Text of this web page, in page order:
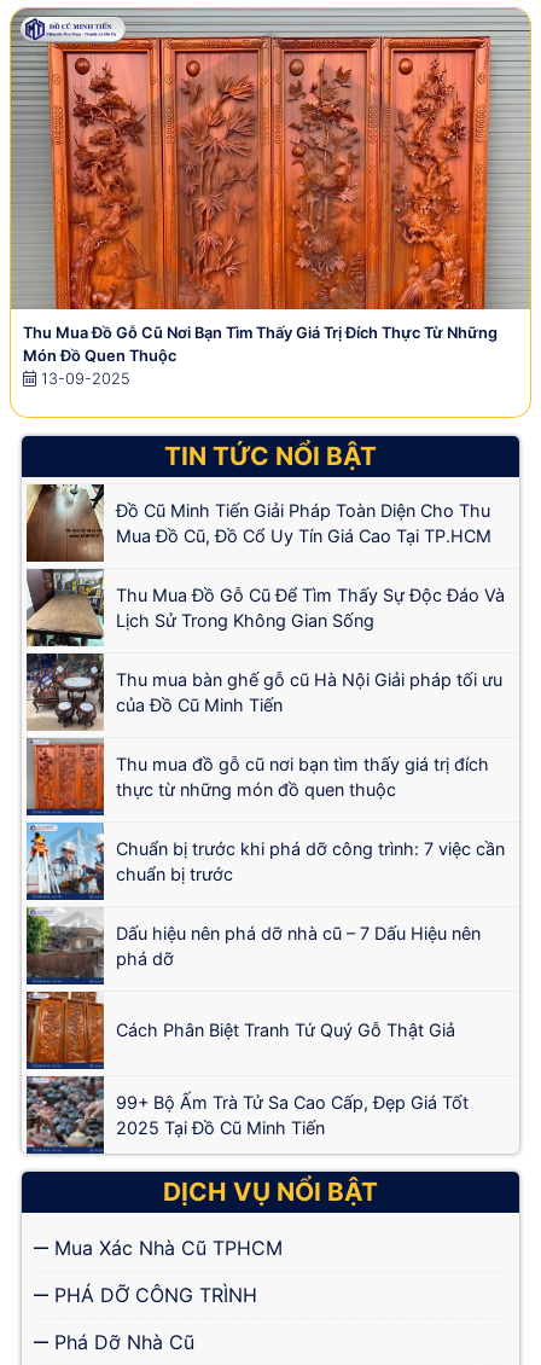
Thu Mua Đồ Gỗ Cũ Nơi Bạn Tìm Thấy Giá Trị Đích Thực Từ Những
Món Đồ Quen Thuộc
13-09-2025
TIN TỨC NỔI BẬT
Đồ Cũ Minh Tiến Giải Pháp Toàn Diện Cho Thu
Mua Đồ Cũ, Đồ Cổ Uy Tín Giá Cao Tại TP.HCM
Thu Mua Đồ Gỗ Cũ Để Tìm Thấy Sự Độc Đáo Và
Lịch Sử Trong Không Gian Sống
Thu mua bàn ghế gỗ cũ Hà Nội Giải pháp tối ưu
của Đồ Cũ Minh Tiến
Thu mua đồ gỗ cũ nơi bạn tìm thấy giá trị đích
thực từ những món đồ quen thuộc
Chuẩn bị trước khi phá dỡ công trình: 7 việc cần
chuẩn bị trước
Dấu hiệu nên phá dỡ nhà cũ – 7 Dấu Hiệu nên
phá dỡ
Cách Phân Biệt Tranh Tứ Quý Gỗ Thật Giả
99+ Bộ Ấm Trà Tử Sa Cao Cấp, Đẹp Giá Tốt
2025 Tại Đồ Cũ Minh Tiến
DỊCH VỤ NỔI BẬT
Mua Xác Nhà Cũ TPHCM
PHÁ DỠ CÔNG TRÌNH
Phá Dỡ Nhà Cũ